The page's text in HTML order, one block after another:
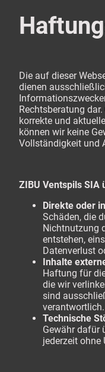
Die auf dieser
dienen
Rechtsberatung
korrekte und
können wir keine
Vollständigkeit und
ZIBU Ventspils
Direkte oder
Schäden, die
Nichtnutzung
entstehen,
Datenverlust
Inhalte
Haftung für
die wir
sind
verantwortlich.
Technische
Gewähr dafür
jederzeit ohne